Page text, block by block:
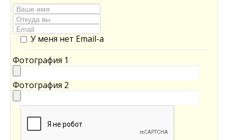
У меня нет Email-а
Фотография 1
Фотография 2